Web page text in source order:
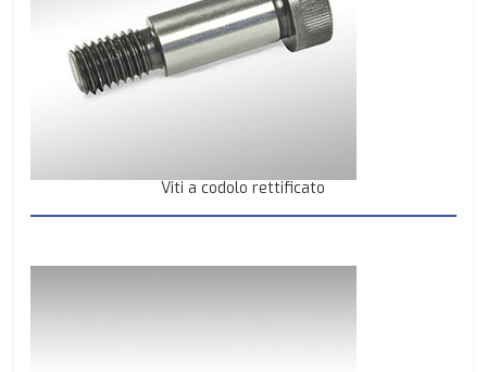
Viti a codolo rettificato